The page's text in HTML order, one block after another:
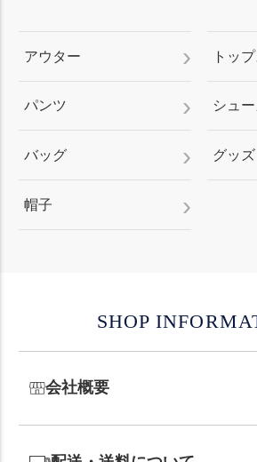
アウター トッ
パンツ シュ
バッグ グッズ
帽子
SHOP
会社概要